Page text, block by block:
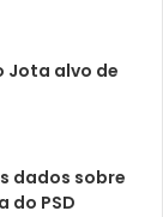
Jota alvo de
dados sobre
do PSD